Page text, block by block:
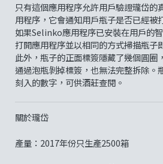
只有這個應用程序允許用戶驗證瓏岱的
用程序，它會通知用戶瓶子是否已經被
如果Selinko應用程序已安裝在用戶的
打開應用程序並以相同的方式掃描瓶子
此外，瓶子的正面標簽隱藏了幾個圓圈
通過泡瓶剝掉標簽，也無法完整拆除。
刻入的數字，可供酒莊查閱。
關於瓏岱
產量：2017年份只生產2500箱